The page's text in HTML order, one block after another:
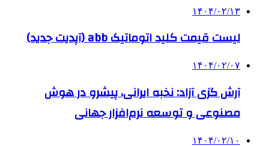
۱۴۰۴/۰۲/۱۳
لیست قیمت کلید اتوماتیک abb (آپدیت جدید)
۱۴۰۴/۰۲/۰۷
آرش گزی آزاد: نخبه ایرانی، پیشرو در هوش
مصنوعی و توسعه نرم‌افزار جهانی
۱۴۰۴/۰۲/۱۰